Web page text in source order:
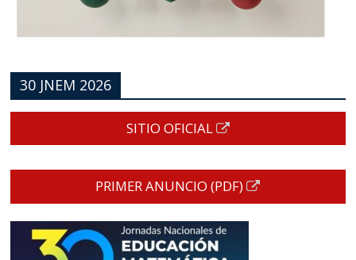
30 JNEM 2026
SITIO OFICIAL
PRIMER ANUNCIO (PDF)